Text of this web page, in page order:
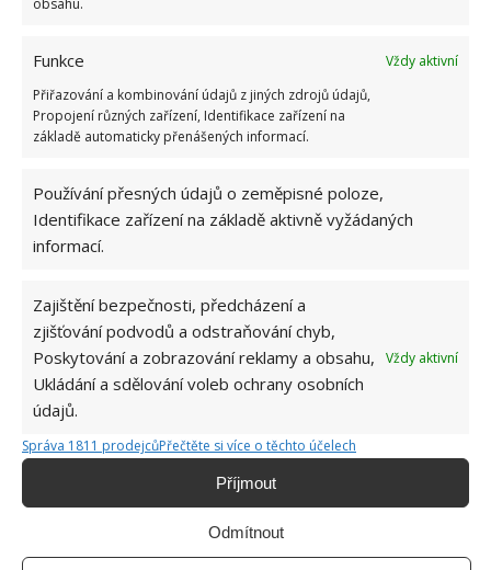
obsahu.
Funkce
Vždy aktivní
Přiřazování a kombinování údajů z jiných zdrojů údajů,
Propojení různých zařízení, Identifikace zařízení na
základě automaticky přenášených informací.
Používání přesných údajů o zeměpisné poloze,
Identifikace zařízení na základě aktivně vyžádaných
informací.
Zajištění bezpečnosti, předcházení a
zjišťování podvodů a odstraňování chyb,
Poskytování a zobrazování reklamy a obsahu,
Ukládání a sdělování voleb ochrany osobních
údajů.
Vždy aktivní
Správa 1811 prodejcůPřečtěte si více o těchto účelech
Příjmout
Odmítnout
překrásné roubenky je i to, že je postavená hned u
nemovitosti na dosah.